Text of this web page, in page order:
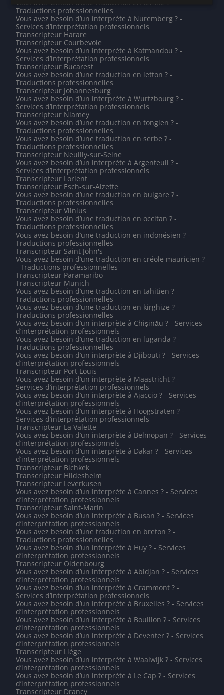
Vous avez besoin d’une traduction en temné ? -
Traductions professionnelles
Vous avez besoin d’un interprète à Nuremberg ? -
Services d’interprétation professionnels
Transcripteur Harare
Transcripteur Courbevoie
Vous avez besoin d’un interprète à Katmandou ? -
Services d’interprétation professionnels
Transcripteur Bucarest
Vous avez besoin d’une traduction en letton ? -
Traductions professionnelles
Transcripteur Johannesburg
Vous avez besoin d’un interprète à Wurtzbourg ? -
Services d’interprétation professionnels
Transcripteur Niamey
Vous avez besoin d’une traduction en tongien ? -
Traductions professionnelles
Vous avez besoin d’une traduction en serbe ? -
Traductions professionnelles
Transcripteur Neuilly-sur-Seine
Vous avez besoin d’un interprète à Argenteuil ? -
Services d’interprétation professionnels
Transcripteur Lorient
Transcripteur Esch-sur-Alzette
Vous avez besoin d’une traduction en bulgare ? -
Traductions professionnelles
Transcripteur Vilnius
Vous avez besoin d’une traduction en occitan ? -
Traductions professionnelles
Vous avez besoin d’une traduction en indonésien ? -
Traductions professionnelles
Transcripteur Saint John's
Vous avez besoin d’une traduction en créole mauricien ?
- Traductions professionnelles
Transcripteur Paramaribo
Transcripteur Munich
Vous avez besoin d’une traduction en tahitien ? -
Traductions professionnelles
Vous avez besoin d’une traduction en kirghize ? -
Traductions professionnelles
Vous avez besoin d’un interprète à Chișinău ? - Services
d’interprétation professionnels
Vous avez besoin d’une traduction en luganda ? -
Traductions professionnelles
Vous avez besoin d’un interprète à Djibouti ? - Services
d’interprétation professionnels
Transcripteur Port Louis
Vous avez besoin d’un interprète à Maastricht ? -
Services d’interprétation professionnels
Vous avez besoin d’un interprète à Ajaccio ? - Services
d’interprétation professionnels
Vous avez besoin d’un interprète à Hoogstraten ? -
Services d’interprétation professionnels
Transcripteur La Valette
Vous avez besoin d’un interprète à Belmopan ? - Services
d’interprétation professionnels
Vous avez besoin d’un interprète à Dakar ? - Services
d’interprétation professionnels
Transcripteur Bichkek
Transcripteur Hildesheim
Transcripteur Leverkusen
Vous avez besoin d’un interprète à Cannes ? - Services
d’interprétation professionnels
Transcripteur Saint-Marin
Vous avez besoin d’un interprète à Busan ? - Services
d’interprétation professionnels
Vous avez besoin d’une traduction en breton ? -
Traductions professionnelles
Vous avez besoin d’un interprète à Huy ? - Services
d’interprétation professionnels
Transcripteur Oldenbourg
Vous avez besoin d’un interprète à Abidjan ? - Services
d’interprétation professionnels
Vous avez besoin d’un interprète à Grammont ? -
Services d’interprétation professionnels
Vous avez besoin d’un interprète à Bruxelles ? - Services
d’interprétation professionnels
Vous avez besoin d’un interprète à Bouillon ? - Services
d’interprétation professionnels
Vous avez besoin d’un interprète à Deventer ? - Services
d’interprétation professionnels
Transcripteur Liège
Vous avez besoin d’un interprète à Waalwijk ? - Services
d’interprétation professionnels
Vous avez besoin d’un interprète à Le Cap ? - Services
d’interprétation professionnels
Transcripteur Drancy